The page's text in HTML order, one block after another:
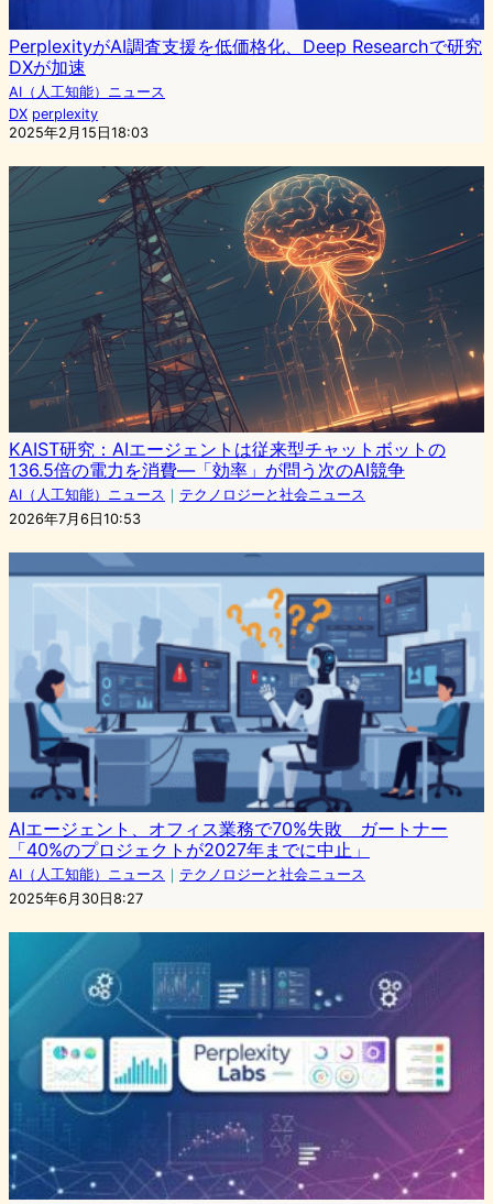
PerplexityがAI調査支援を低価格化、Deep Researchで研究
DXが加速
AI（人工知能）ニュース
DX perplexity
2025年2月15日18:03
KAIST研究：AIエージェントは従来型チャットボットの
136.5倍の電力を消費—「効率」が問う次のAI競争
AI（人工知能）ニュース ｜ テクノロジーと社会ニュース
2026年7月6日10:53
AIエージェント、オフィス業務で70%失敗 ガートナー
「40%のプロジェクトが2027年までに中止」
AI（人工知能）ニュース ｜ テクノロジーと社会ニュース
2025年6月30日8:27